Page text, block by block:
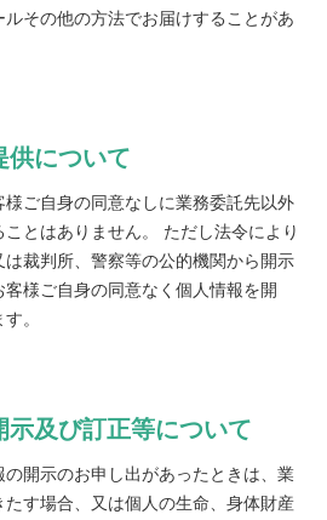
その他の方法でお届けすることがあ
供について
ご自身の同意なしに業務委託先以外
とはありません。 ただし法令により
裁判所、警察等の公的機関から開示
様ご自身の同意なく個人情報を開
。
示及び訂正等について
開示のお申し出があったときは、業
す場合、又は個人の生命、身体財産